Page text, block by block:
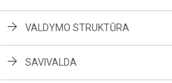
VALDYMO STRUKTŪRA
SAVIVALDA